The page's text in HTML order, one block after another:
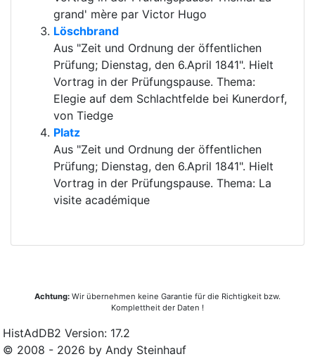
grand' mère par Victor Hugo
Löschbrand
Aus "Zeit und Ordnung der öffentlichen
Prüfung; Dienstag, den 6.April 1841". Hielt
Vortrag in der Prüfungspause. Thema:
Elegie auf dem Schlachtfelde bei Kunerdorf,
von Tiedge
Platz
Aus "Zeit und Ordnung der öffentlichen
Prüfung; Dienstag, den 6.April 1841". Hielt
Vortrag in der Prüfungspause. Thema: La
visite académique
Achtung: Wir übernehmen keine Garantie für die Richtigkeit bzw.
Komplettheit der Daten !
HistAdDB2 Version: 17.2
© 2008 - 2026 by Andy Steinhauf